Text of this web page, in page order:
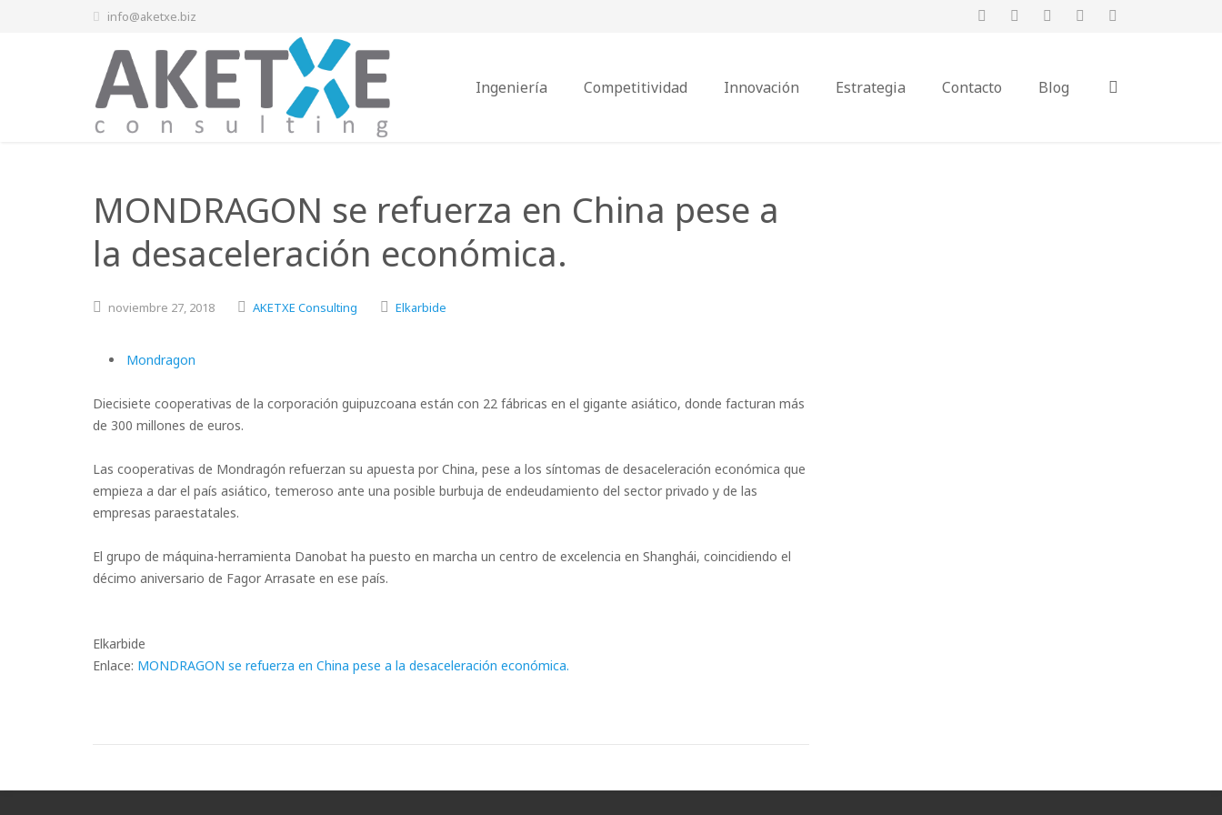
info@aketxe.biz
Ingeniería Competitividad Innovación Estrategia Contacto Blog
MONDRAGON se refuerza en China pese a
la desaceleración económica.
noviembre 27, 2018 AKETXE Consulting Elkarbide
Mondragon
Diecisiete cooperativas de la corporación guipuzcoana están con 22 fábricas en el gigante asiático, donde facturan más
de 300 millones de euros.
Las cooperativas de Mondragón refuerzan su apuesta por China, pese a los síntomas de desaceleración económica que
empieza a dar el país asiático, temeroso ante una posible burbuja de endeudamiento del sector privado y de las
empresas paraestatales.
El grupo de máquina-herramienta Danobat ha puesto en marcha un centro de excelencia en Shanghái, coincidiendo el
décimo aniversario de Fagor Arrasate en ese país.
Elkarbide
Enlace: MONDRAGON se refuerza en China pese a la desaceleración económica.